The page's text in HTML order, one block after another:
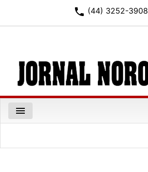
phone (44) 3252-3908
menu